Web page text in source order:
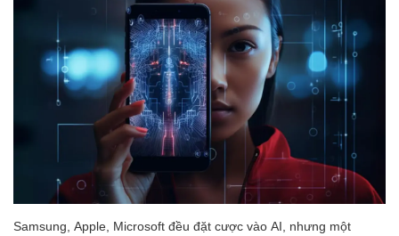
Samsung, Apple, Microsoft đều đặt cược vào AI, nhưng một